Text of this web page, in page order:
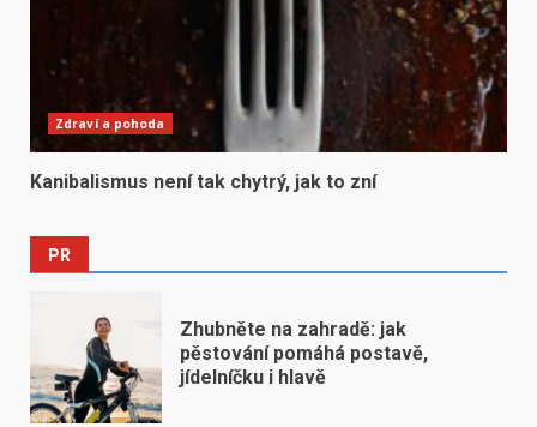
Zdraví a pohoda
Kanibalismus není tak chytrý, jak to zní
PR
Zhubněte na zahradě: jak
pěstování pomáhá postavě,
jídelníčku i hlavě